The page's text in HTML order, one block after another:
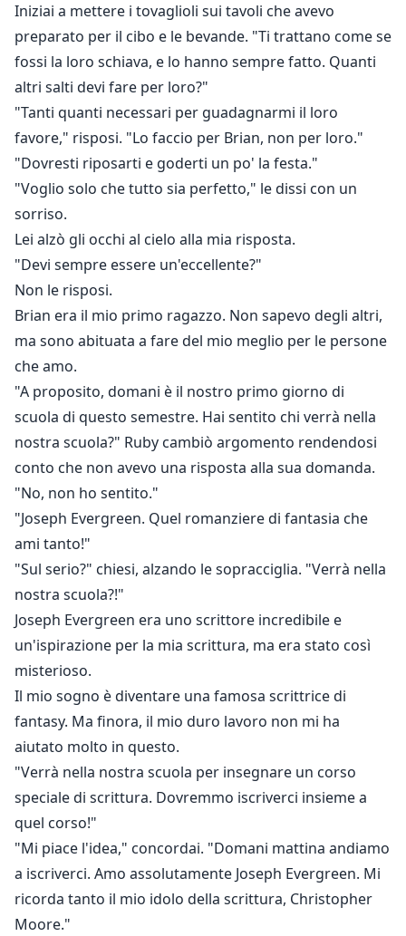
Iniziai a mettere i tovaglioli sui tavoli che avevo
preparato per il cibo e le bevande. "Ti trattano come se
fossi la loro schiava, e lo hanno sempre fatto. Quanti
altri salti devi fare per loro?"
"Tanti quanti necessari per guadagnarmi il loro
favore," risposi. "Lo faccio per Brian, non per loro."
"Dovresti riposarti e goderti un po' la festa."
"Voglio solo che tutto sia perfetto," le dissi con un
sorriso.
Lei alzò gli occhi al cielo alla mia risposta.
"Devi sempre essere un'eccellente?"
Non le risposi.
Brian era il mio primo ragazzo. Non sapevo degli altri,
ma sono abituata a fare del mio meglio per le persone
che amo.
"A proposito, domani è il nostro primo giorno di
scuola di questo semestre. Hai sentito chi verrà nella
nostra scuola?" Ruby cambiò argomento rendendosi
conto che non avevo una risposta alla sua domanda.
"No, non ho sentito."
"Joseph Evergreen. Quel romanziere di fantasia che
ami tanto!"
"Sul serio?" chiesi, alzando le sopracciglia. "Verrà nella
nostra scuola?!"
Joseph Evergreen era uno scrittore incredibile e
un'ispirazione per la mia scrittura, ma era stato così
misterioso.
Il mio sogno è diventare una famosa scrittrice di
fantasy. Ma finora, il mio duro lavoro non mi ha
aiutato molto in questo.
"Verrà nella nostra scuola per insegnare un corso
speciale di scrittura. Dovremmo iscriverci insieme a
quel corso!"
"Mi piace l'idea," concordai. "Domani mattina andiamo
a iscriverci. Amo assolutamente Joseph Evergreen. Mi
ricorda tanto il mio idolo della scrittura, Christopher
Moore."